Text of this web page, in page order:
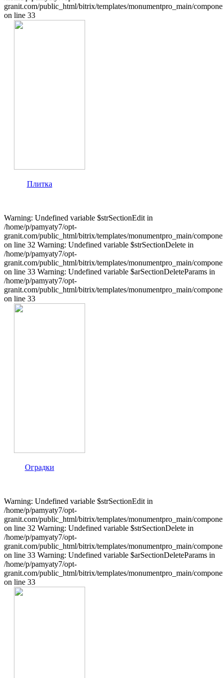
granit.com/public_html/bitrix/templates/monumentpro_main/
on line 33
Плитка
Warning: Undefined variable $strSectionEdit in
/home/p/pamyaty7/opt-
granit.com/public_html/bitrix/templates/monumentpro_main/
on line 32 Warning: Undefined variable $strSectionDelete in
/home/p/pamyaty7/opt-
granit.com/public_html/bitrix/templates/monumentpro_main/
on line 33 Warning: Undefined variable $arSectionDeleteParams in
/home/p/pamyaty7/opt-
granit.com/public_html/bitrix/templates/monumentpro_main/
on line 33
Оградки
Warning: Undefined variable $strSectionEdit in
/home/p/pamyaty7/opt-
granit.com/public_html/bitrix/templates/monumentpro_main/
on line 32 Warning: Undefined variable $strSectionDelete in
/home/p/pamyaty7/opt-
granit.com/public_html/bitrix/templates/monumentpro_main/
on line 33 Warning: Undefined variable $arSectionDeleteParams in
/home/p/pamyaty7/opt-
granit.com/public_html/bitrix/templates/monumentpro_main/
on line 33